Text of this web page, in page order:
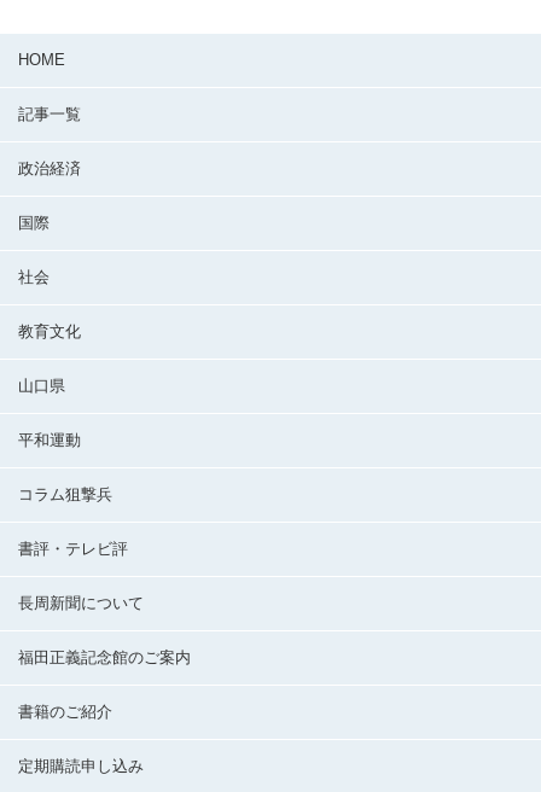
HOME
記事一覧
政治経済
国際
社会
教育文化
山口県
平和運動
コラム狙撃兵
書評・テレビ評
長周新聞について
福田正義記念館のご案内
書籍のご紹介
定期購読申し込み